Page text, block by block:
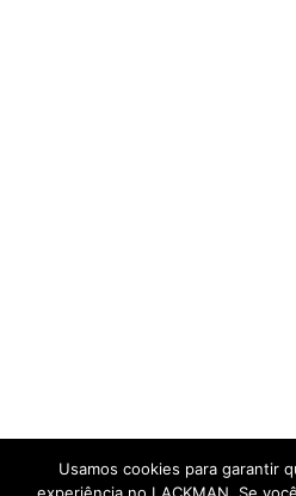
Usamos cookies para garantir